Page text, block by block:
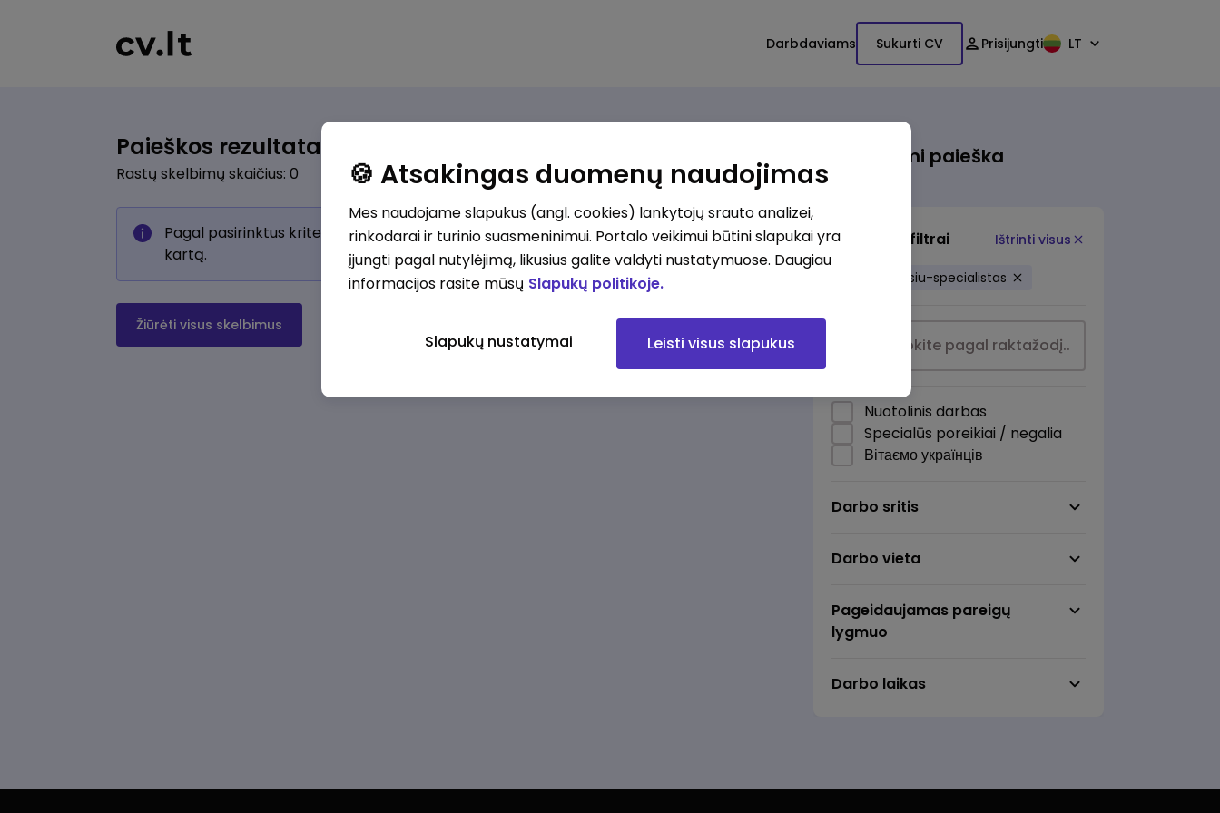
Darbdaviams Sukurti CV Prisijungti LT
Paieškos rezultatai
Rastų skelbimų skaičius: 0
Pagal pasirinktus kriterijus skelbimų nerasta. Pakoreguokite paiešką ir bandykite dar
kartą.
Žiūrėti visus skelbimus
Išsami paieška
Papildomi filtrai Ištrinti visus
viesuju-rysiu-specialistas
Nuotolinis darbas
Specialūs poreikiai / negalia
Вітаємо українців
Darbo sritis
Darbo vieta
Pageidaujamas pareigų
lygmuo
Darbo laikas
🍪 Atsakingas duomenų naudojimas
Mes naudojame slapukus (angl. cookies) lankytojų srauto analizei,
rinkodarai ir turinio suasmeninimui. Portalo veikimui būtini slapukai yra
įjungti pagal nutylėjimą, likusius galite valdyti nustatymuose. Daugiau
informacijos rasite mūsų Slapukų politikoje.
Slapukų nustatymai Leisti visus slapukus